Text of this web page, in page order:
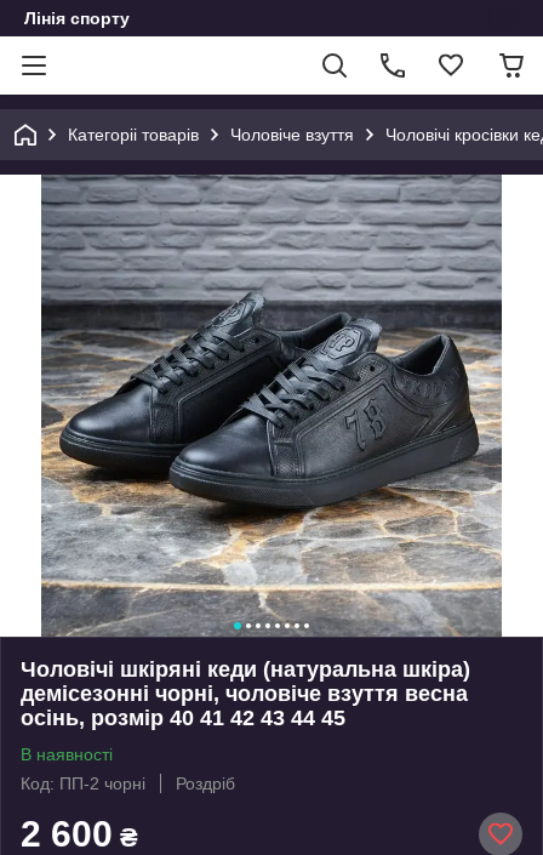
Лінія спорту
Категоріі товарів Чоловіче взуття Чоловічі кросівки
Чоловічі шкіряні кеди (натуральна шкіра)
демісезонні чорні, чоловіче взуття весна
осінь, розмір 40 41 42 43 44 45
В наявності
Код: ПП-2 чорні
Роздріб
2 600 ₴